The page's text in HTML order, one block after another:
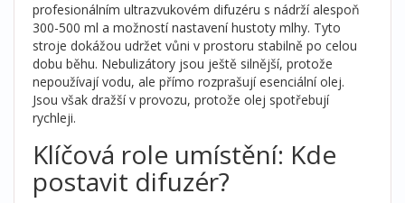
profesionálním ultrazvukovém difuzéru s nádrží alespoň
300-500 ml a možností nastavení hustoty mlhy. Tyto
stroje dokážou udržet vůni v prostoru stabilně po celou
dobu běhu. Nebulizátory jsou ještě silnější, protože
nepoužívají vodu, ale přímo rozprašují esenciální olej.
Jsou však dražší v provozu, protože olej spotřebují
rychleji.
Klíčová role umístění: Kde
postavit difuzér?